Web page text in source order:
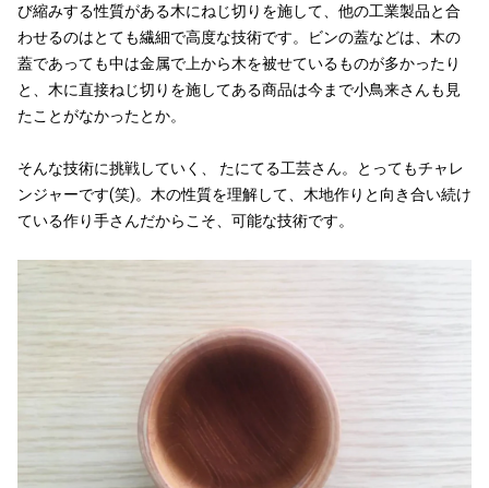
び縮みする性質がある木にねじ切りを施して、他の工業製品と合
わせるのはとても繊細で高度な技術です。ビンの蓋などは、木の
蓋であっても中は金属で上から木を被せているものが多かったり
と、木に直接ねじ切りを施してある商品は今まで小鳥来さんも見
たことがなかったとか。
そんな技術に挑戦していく、 たにてる工芸さん。とってもチャレ
ンジャーです(笑)。木の性質を理解して、木地作りと向き合い続け
ている作り手さんだからこそ、可能な技術です。